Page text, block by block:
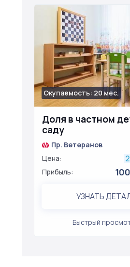
Доля в частном
саду
Окупаемость: 20 мес.
Пр. Ветеранов
Цена:
Прибыль:
УЗНАТЬ
Быстрый